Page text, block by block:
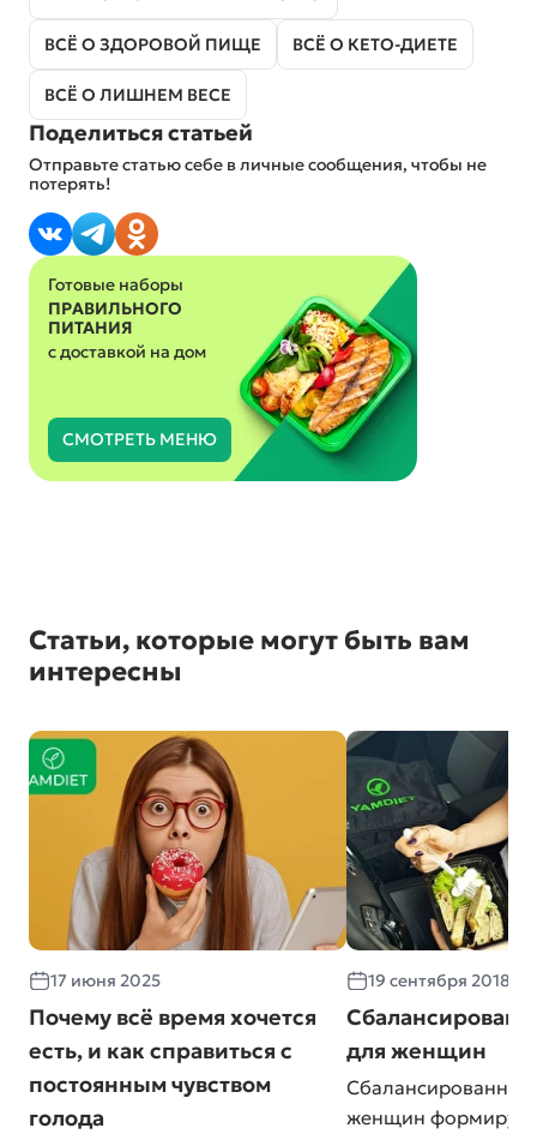
ВСЁ О ЗДОРОВОЙ ПИЩЕ ВСЁ О КЕТО-ДИЕТЕ
ВСЁ О ЛИШНЕМ ВЕСЕ
Поделиться статьей
Отправьте статью себе в личные сообщения, чтобы не
потерять!
Готовые наборы
ПРАВИЛЬНОГО
ПИТАНИЯ
с доставкой на дом
СМОТРЕТЬ МЕНЮ
Статьи, которые могут быть вам
интересны
17 июня 2025
Почему всё время хочется
есть, и как справиться с
постоянным чувством
голода
19 сентября 2018
для женщин
Сбалансированное
женщин